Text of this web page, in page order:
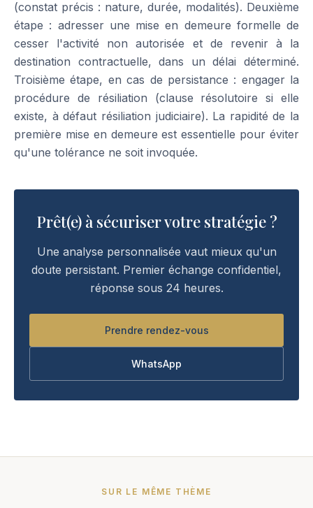
(constat précis : nature, durée, modalités). Deuxième
étape : adresser une mise en demeure formelle de
cesser l'activité non autorisée et de revenir à la
destination contractuelle, dans un délai déterminé.
Troisième étape, en cas de persistance : engager la
procédure de résiliation (clause résolutoire si elle
existe, à défaut résiliation judiciaire). La rapidité de la
première mise en demeure est essentielle pour éviter
qu'une tolérance ne soit invoquée.
Prêt(e) à sécuriser votre stratégie ?
Une analyse personnalisée vaut mieux qu'un
doute persistant. Premier échange confidentiel,
réponse sous 24 heures.
Prendre rendez-vous
WhatsApp
SUR LE MÊME THÈME